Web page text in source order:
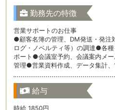
勤務先の特徴
営業サポートのお仕事
●顧客名簿の管理、DM発送・発注
ログ・ノベルティ等）の調達●各
ポート●会議室予約、会議案内メ
管理●営業資料作成、データ集計
給与
時給 1850円